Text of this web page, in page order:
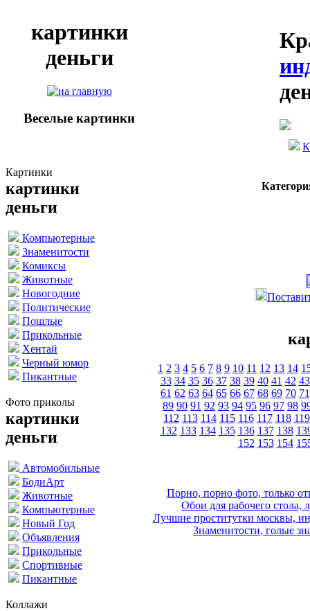
картинки
деньги
Веселые картинки
Картинки
картинки
деньги
Компьютерные
Знаменитости
Комиксы
Животные
Новогодние
Политические
Пошлые
Прикольные
Хентай
Черный юмор
Пикантные
Фото приколы
картинки
деньги
Автомобильные
БодиАрт
Животные
Компьютерные
Новый Год
Объявления
Прикольные
Спортивные
Пикантные
Коллажи
1 2 3 4 5 6 7 8 9 10 11 12 13 14
33 34 35 36 37 38 39 40 41 42 43
61 62 63 64 65 66 67 68 69 70 71
89 90 91 92 93 94 95 96 97 98
112 113 114 115 116 117 118 119
132 133 134 135 136 137 138
152 153 154
Порно, порно фото, только
Обои для рабочего стола,
Лучшие проститутки москвы,
Знаменитости, голые